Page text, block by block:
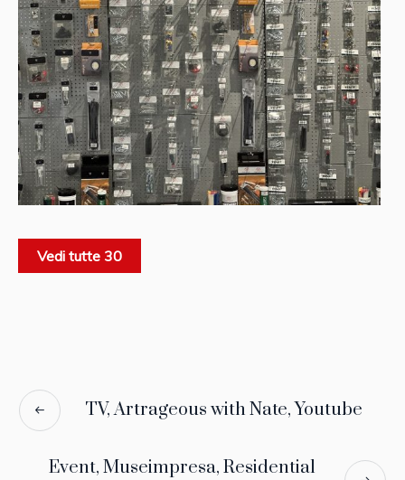
Vedi tutte 30
TV, Artrageous with Nate, Youtube
Event, Museimpresa, Residential